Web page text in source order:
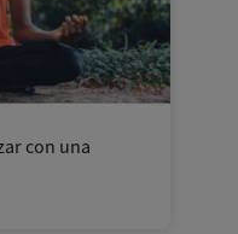
con una